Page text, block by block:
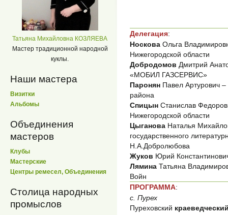
Татьяна Михайловна КОЗЛЯЕВА
Мастер традиционной народной
куклы.
Наши мастера
Визитки
Альбомы
Объединения
мастеров
Клубы
Мастерские
Центры ремесел, Объединения
Столица народных
промыслов
Делегация:
Носкова Ольга
Нижегородской области
Добродомов Дмитрий
«МОБИЛ ГАЗСЕРВИС»
Паронян Павел Артурович
района
Спицын Станислав
Нижегородской области
Цыганова Наталья
государственного
Н.А.Добролюбова
Жуков Юрий
Лямина Татьяна
Войн
ПРОГРАММА:
с. Пурех
Пуреховский